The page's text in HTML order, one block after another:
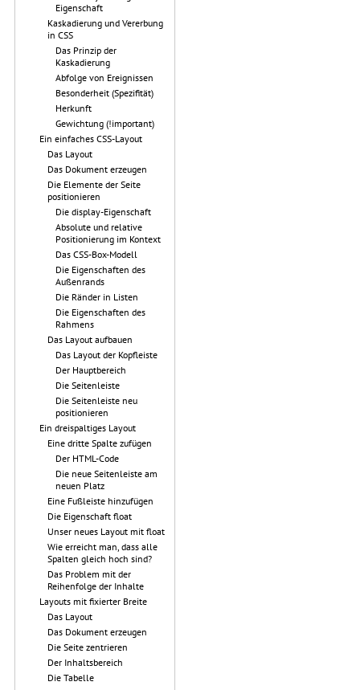
Eigenschaft
Kaskadierung und Vererbung
in CSS
Das Prinzip der
Kaskadierung
Abfolge von Ereignissen
Besonderheit (Spezifität)
Herkunft
Gewichtung (!important)
Ein einfaches CSS-Layout
Das Layout
Das Dokument erzeugen
Die Elemente der Seite
positionieren
Die display-Eigenschaft
Absolute und relative
Positionierung im Kontext
Das CSS-Box-Modell
Die Eigenschaften des
Außenrands
Die Ränder in Listen
Die Eigenschaften des
Rahmens
Das Layout aufbauen
Das Layout der Kopfleiste
Der Hauptbereich
Die Seitenleiste
Die Seitenleiste neu
positionieren
Ein dreispaltiges Layout
Eine dritte Spalte zufügen
Der HTML-Code
Die neue Seitenleiste am
neuen Platz
Eine Fußleiste hinzufügen
Die Eigenschaft float
Unser neues Layout mit float
Wie erreicht man, dass alle
Spalten gleich hoch sind?
Das Problem mit der
Reihenfolge der Inhalte
Layouts mit fixierter Breite
Das Layout
Das Dokument erzeugen
Die Seite zentrieren
Der Inhaltsbereich
Die Tabelle